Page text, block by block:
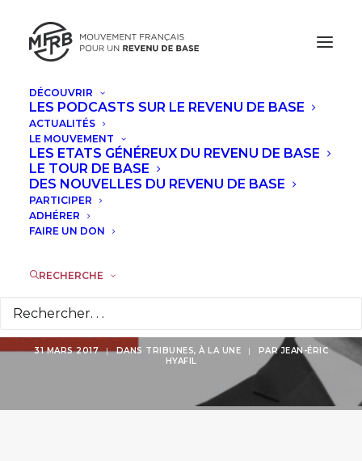
DÉCOUVRIR
LES PODCASTS SUR LE REVENU DE BASE
ACTUALITÉS
LE MOUVEMENT
LES ETATS GÉNÉREUX DU REVENU DE BASE
LE TOUR DE BASE
DES NOUVELLES DU REVENU DE BASE
PARTICIPER
ADHÉRER
FAIRE UN DON
RECHERCHE
Profitons du revenu
universel pour
supprimer les
exonérations de
cotisations
31 MARS 2017 | DANS TRIBUNES, À LA UNE | PARJEAN-ÉRIC
HYAFIL